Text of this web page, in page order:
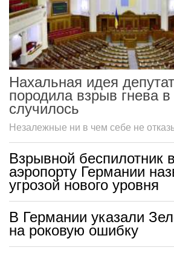
Нахальная идея
породила взрыв гнева
случилось
Незалежные ни в чем себе не
Взрывной беспилотник в
аэропорту Германии
угрозой нового уровня
В Германии указали
на роковую ошибку